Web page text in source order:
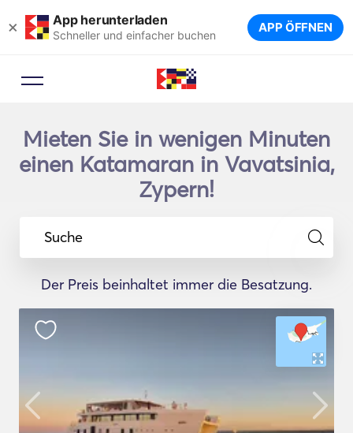
× App herunterladen
Schneller und einfacher buchen APP ÖFFNEN
Mieten Sie in wenigen Minuten
einen Katamaran in Vavatsinia,
Zypern!
Suche
Der Preis beinhaltet immer die Besatzung.